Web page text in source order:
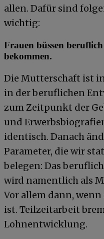
allen. Dafür sind
wichtig:
Frauen büssen
bekommen.
Die Mutterschaft ist
in der beruflichen
zum Zeitpunkt der
und
identisch. Danach
Parameter, die wir
belegen: Das
wird namentlich als
Vor allem dann,
ist. Teilzeitarbeit
Lohnentwicklung.